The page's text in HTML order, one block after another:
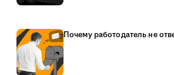
Почему работодатель не